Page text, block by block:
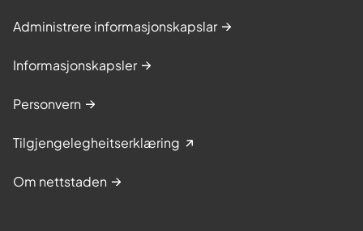
Administrere informasjonskapslar
Informasjonskapsler
Personvern
Tilgjengelegheitserklæring
Om nettstaden